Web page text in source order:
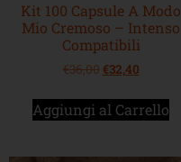
Kit 100 Capsule A Modo
Mio Cremoso – Intenso
Compatibili
€36,00 €32,40
Aggiungi al Carrello